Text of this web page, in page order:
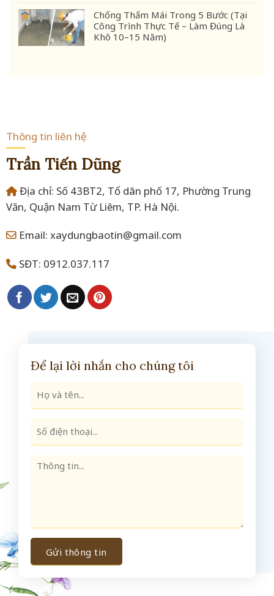
Chống Thấm Mái Trong 5 Bước (Tại
Công Trình Thực Tế – Làm Đúng Là
Khô 10–15 Năm)
Thông tin liên hệ
Trần Tiến Dũng
Địa chỉ: Số 43BT2, Tổ dân phố 17, Phường Trung
Văn, Quận Nam Từ Liêm, TP. Hà Nội.
Email: xaydungbaotin@gmail.com
SĐT: 0912.037.117
Để lại lời nhắn cho chúng tôi